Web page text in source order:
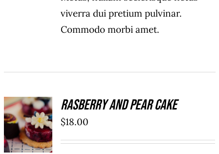
viverra dui pretium pulvinar.
Commodo morbi amet.
ADD TO
CART
/
DÉTAILS
Rasberry And Pear Cake
$18.00